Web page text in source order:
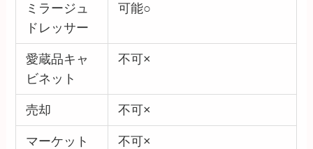
ミラージュ
ドレッサー
可能○
愛蔵品キャ
ビネット
不可×
売却 不可×
マーケット
不可×